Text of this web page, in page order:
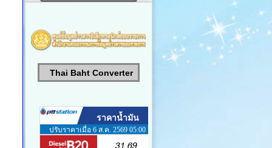
Thai Baht Converter